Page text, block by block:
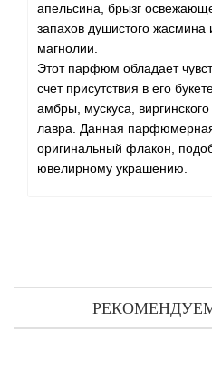
апельсина, брызг
запахов душистого жасмина
магнолии.
Этот парфюм обладает
счет присутствия в его
амбры, мускуса,
лавра. Данная
оригинальный флакон,
ювелирному украшению.